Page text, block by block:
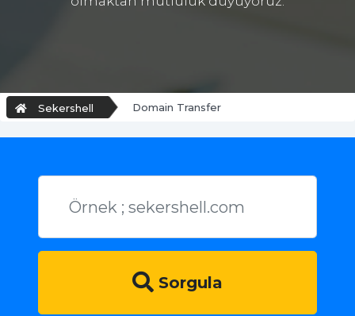
Sekershell Domain Transfer
Sorgula